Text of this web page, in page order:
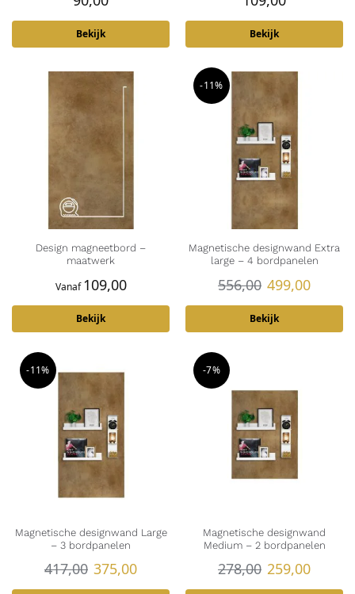
Bekijk Bekijk
Design magneetbord –
maatwerk
Vanaf 109,00
Bekijk
-11%
Magnetische designwand Extra
large – 4 bordpanelen
556,00 499,00
Bekijk
-11%
Magnetische designwand Large
– 3 bordpanelen
417,00 375,00
-7%
Magnetische designwand
Medium – 2 bordpanelen
278,00 259,00